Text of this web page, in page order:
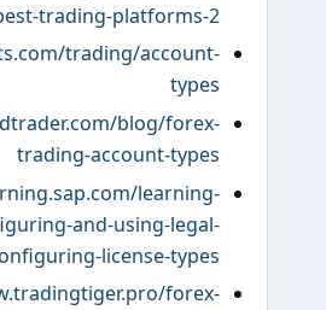
best-trading-
axonmarkets.com/trading/
blog/
trading-account-
https://learning.sap.com/
journeys/configuring-and-using-
control/configuring-license-
https://www.tradingtiger.pro/